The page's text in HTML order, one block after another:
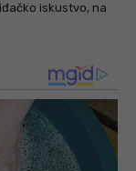
iskustvo, na